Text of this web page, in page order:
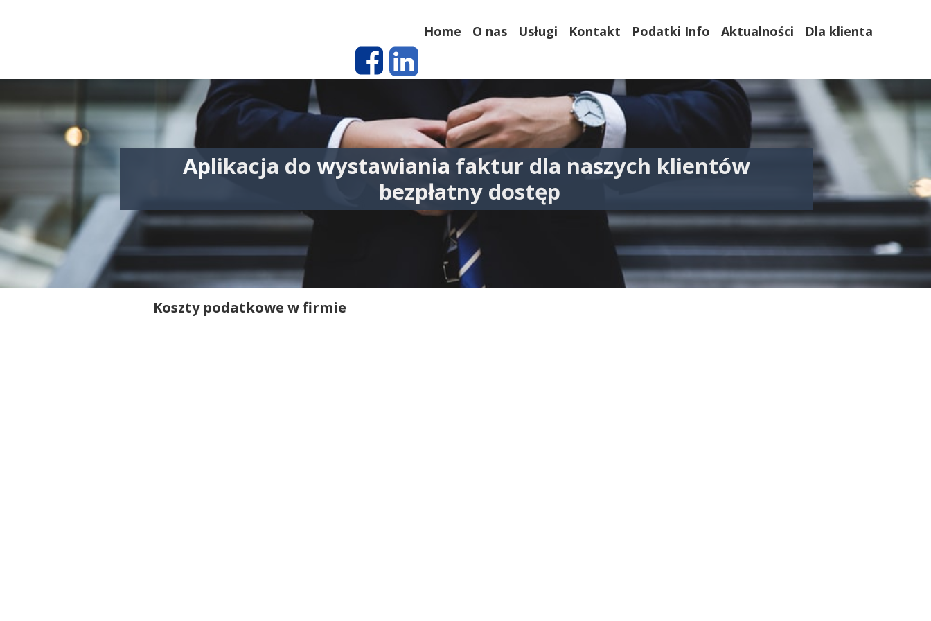
Koszty podatkowe w firmie
Home O nas Usługi Kontakt Podatki Info Aktualności Dla klienta
Aplikacja do wystawiania faktur dla naszych klientów
bezpłatny dostęp
05 października 2021